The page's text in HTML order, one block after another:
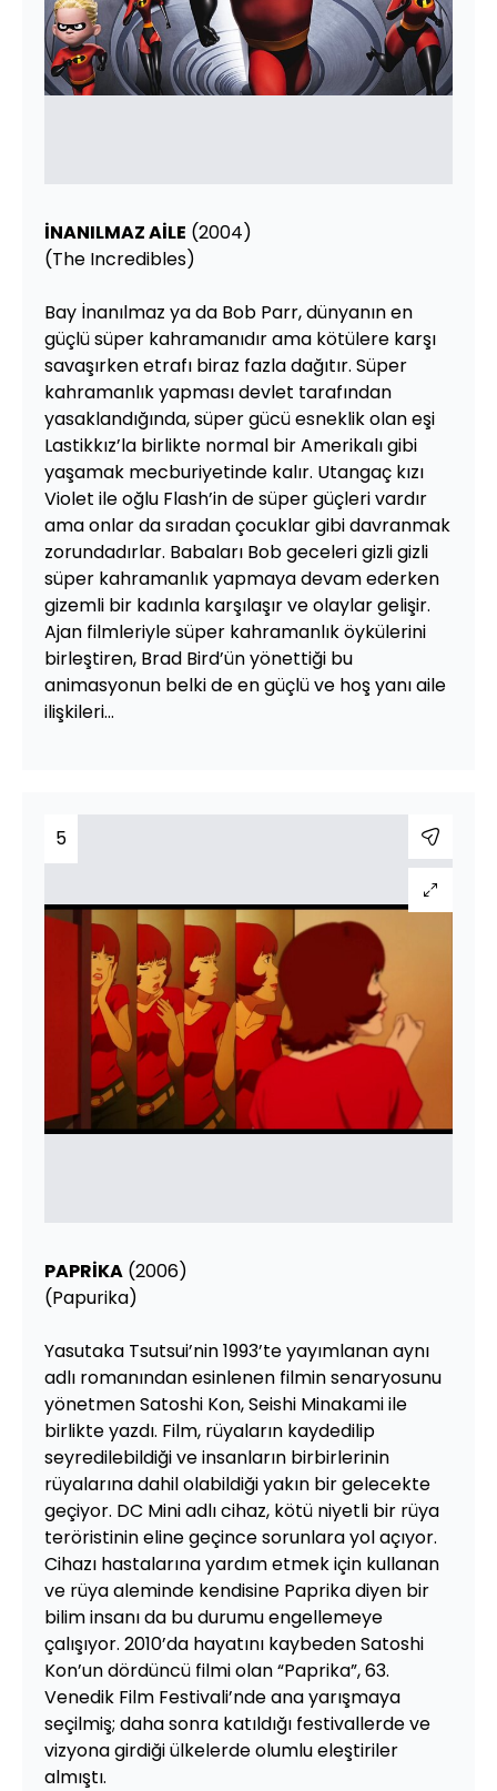
İNANILMAZ AİLE (2004)
(The Incredibles)
Bay İnanılmaz ya da Bob Parr, dünyanın en
güçlü süper kahramanıdır ama kötülere karşı
savaşırken etrafı biraz fazla dağıtır. Süper
kahramanlık yapması devlet tarafından
yasaklandığında, süper gücü esneklik olan eşi
Lastikkız’la birlikte normal bir Amerikalı gibi
yaşamak mecburiyetinde kalır. Utangaç kızı
Violet ile oğlu Flash’in de süper güçleri vardır
ama onlar da sıradan çocuklar gibi davranmak
zorundadırlar. Babaları Bob geceleri gizli gizli
süper kahramanlık yapmaya devam ederken
gizemli bir kadınla karşılaşır ve olaylar gelişir.
Ajan filmleriyle süper kahramanlık öykülerini
birleştiren, Brad Bird’ün yönettiği bu
animasyonun belki de en güçlü ve hoş yanı aile
ilişkileri…
5
PAPRİKA (2006)
(Papurika)
Yasutaka Tsutsui’nin 1993’te yayımlanan aynı
adlı romanından esinlenen filmin senaryosunu
yönetmen Satoshi Kon, Seishi Minakami ile
birlikte yazdı. Film, rüyaların kaydedilip
seyredilebildiği ve insanların birbirlerinin
rüyalarına dahil olabildiği yakın bir gelecekte
geçiyor. DC Mini adlı cihaz, kötü niyetli bir rüya
teröristinin eline geçince sorunlara yol açıyor.
Cihazı hastalarına yardım etmek için kullanan
ve rüya aleminde kendisine Paprika diyen bir
bilim insanı da bu durumu engellemeye
çalışıyor. 2010’da hayatını kaybeden Satoshi
Kon’un dördüncü filmi olan “Paprika”, 63.
Venedik Film Festivali’nde ana yarışmaya
seçilmiş; daha sonra katıldığı festivallerde ve
vizyona girdiği ülkelerde olumlu eleştiriler
almıştı.